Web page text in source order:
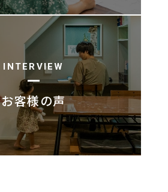
INTERVIEW
お客様の声